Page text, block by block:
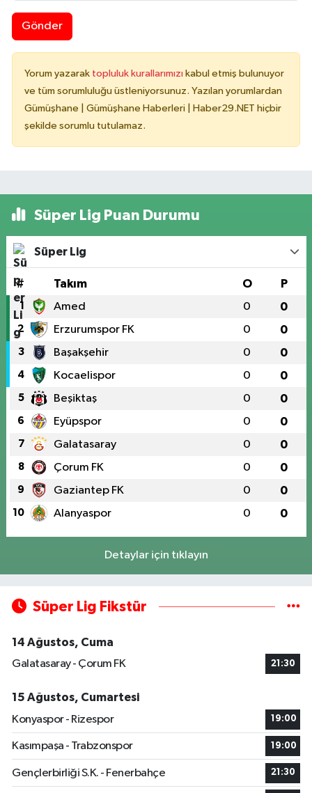
Gönder
Yorum yazarak topluluk kurallarımızı kabul etmiş bulunuyor
ve tüm sorumluluğu üstleniyorsunuz. Yazılan yorumlardan
Gümüşhane | Gümüşhane Haberleri | Haber29.NET hiçbir
şekilde sorumlu tutulamaz.
Süper Lig Puan Durumu
Süper Lig
# Takım O P
1 Amed 0 0
2 Erzurumspor FK 0 0
3 Başakşehir 0 0
4 Kocaelispor 0 0
5 Beşiktaş 0 0
6 Eyüpspor 0 0
7 Galatasaray 0 0
8 Çorum FK 0 0
9 Gaziantep FK 0 0
10 Alanyaspor 0 0
Detaylar için tıklayın
Süper Lig Fikstür
14 Ağustos, Cuma
Galatasaray - Çorum FK
21:30
15 Ağustos, Cumartesi
Konyaspor - Rizespor
19:00
Kasımpaşa - Trabzonspor 19:00
Gençlerbirliği S.K. - Fenerbahçe 21:30